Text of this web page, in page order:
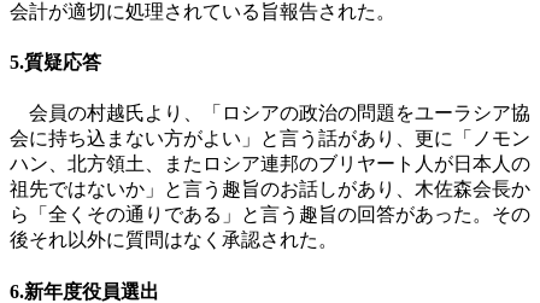
会計が適切に処理されている旨報告された。
5.質疑応答
会員の村越氏より、「ロシアの政治の問題をユーラシア協
会に持ち込まない方がよい」と言う話があり、更に「ノモン
ハン、北方領土、またロシア連邦のブリヤート人が日本人の
祖先ではないか」と言う趣旨のお話しがあり、木佐森会長か
ら「全くその通りである」と言う趣旨の回答があった。その
後それ以外に質問はなく承認された。
6.新年度役員選出